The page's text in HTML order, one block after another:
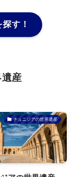
す！
産
チュニジアの世界遺産